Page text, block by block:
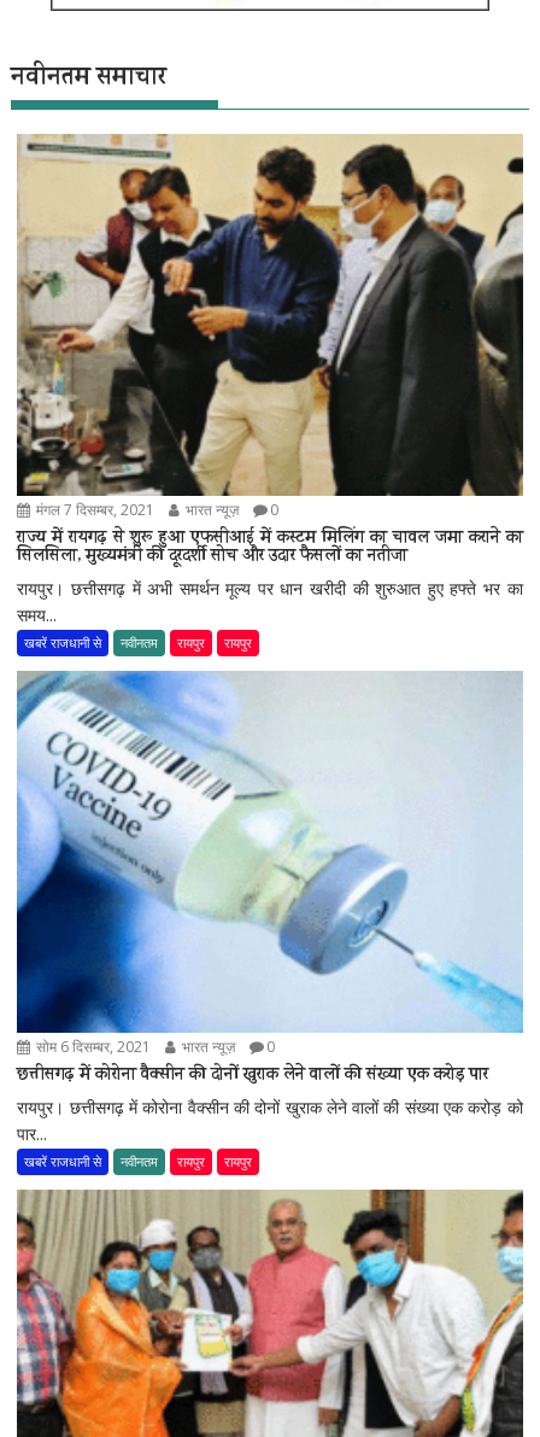
नवीनतम समाचार
मंगल 7 दिसम्बर, 2021 भारत न्यूज़ 0
राज्य में रायगढ़ से शुरू हुआ एफसीआई में कस्टम मिलिंग का चावल जमा कराने का
सिलसिला, मुख्यमंत्री की दूरदर्शी सोच और उदार फैसलों का नतीजा
रायपुर। छत्तीसगढ़ में अभी समर्थन मूल्य पर धान खरीदी की शुरुआत हुए हफ्ते भर का
समय...
खबरें राजधानी से नवीनतम रायपुर रायपुर
सोम 6 दिसम्बर, 2021 भारत न्यूज़ 0
छत्तीसगढ़ में कोरोना वैक्सीन की दोनों खुराक लेने वालों की संख्या एक करोड़ पार
रायपुर। छत्तीसगढ़ में कोरोना वैक्सीन की दोनों खुराक लेने वालों की संख्या एक करोड़ को
पार...
खबरें राजधानी से नवीनतम रायपुर रायपुर